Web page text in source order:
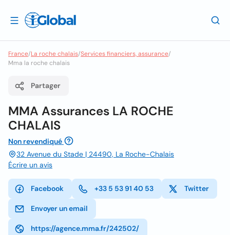
France/La roche chalais/Services financiers, assurance/
Mma la roche chalais
Partager
MMA Assurances LA ROCHE
CHALAIS
Non revendiqué
32 Avenue du Stade | 24490, La Roche-Chalais
Écrire un avis
Facebook +33 5 53 91 40 53 Twitter
Envoyer un email
https://agence.mma.fr/242502/